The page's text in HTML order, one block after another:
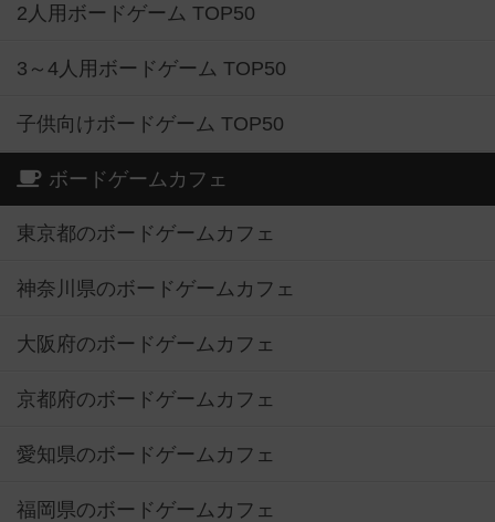
2人用ボードゲーム TOP50
3～4人用ボードゲーム TOP50
子供向けボードゲーム TOP50
ボードゲームカフェ
東京都のボードゲームカフェ
神奈川県のボードゲームカフェ
大阪府のボードゲームカフェ
京都府のボードゲームカフェ
愛知県のボードゲームカフェ
福岡県のボードゲームカフェ